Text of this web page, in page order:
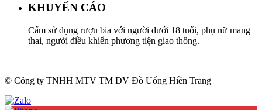
KHUYẾN CÁO
Cấm sử dụng rượu bia với người dưới 18 tuổi, phụ nữ mang
thai, người điều khiển phương tiện giao thông.
© Công ty TNHH MTV TM DV Đồ Uống Hiền Trang